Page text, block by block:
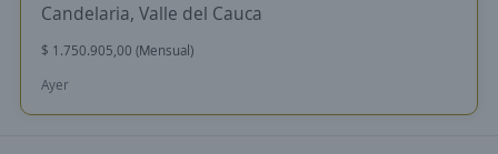
Candelaria, Valle del Cauca
$ 1.750.905,00 (Mensual)
Ayer